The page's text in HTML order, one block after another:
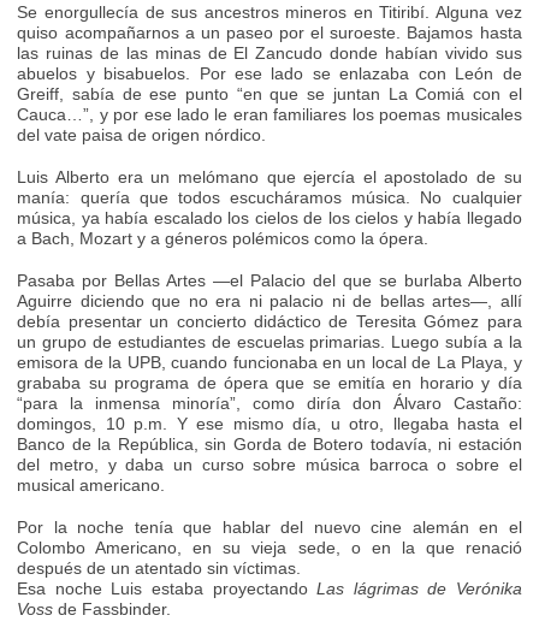
Se enorgullecía de sus ancestros mineros en Titiribí. Alguna vez
quiso acompañarnos a un paseo por el suroeste. Bajamos hasta
las ruinas de las minas de El Zancudo donde habían vivido sus
abuelos y bisabuelos. Por ese lado se enlazaba con León de
Greiff, sabía de ese punto “en que se juntan La Comiá con el
Cauca…”, y por ese lado le eran familiares los poemas musicales
del vate paisa de origen nórdico.
Luis Alberto era un melómano que ejercía el apostolado de su
manía: quería que todos escucháramos música. No cualquier
música, ya había escalado los cielos de los cielos y había llegado
a Bach, Mozart y a géneros polémicos como la ópera.
Pasaba por Bellas Artes —el Palacio del que se burlaba Alberto
Aguirre diciendo que no era ni palacio ni de bellas artes—, allí
debía presentar un concierto didáctico de Teresita Gómez para
un grupo de estudiantes de escuelas primarias. Luego subía a la
emisora de la UPB, cuando funcionaba en un local de La Playa, y
grababa su programa de ópera que se emitía en horario y día
“para la inmensa minoría”, como diría don Álvaro Castaño:
domingos, 10 p.m. Y ese mismo día, u otro, llegaba hasta el
Banco de la República, sin Gorda de Botero todavía, ni estación
del metro, y daba un curso sobre música barroca o sobre el
musical americano.
Por la noche tenía que hablar del nuevo cine alemán en el
Colombo Americano, en su vieja sede, o en la que renació
después de un atentado sin víctimas.
Esa noche Luis estaba proyectandoLas lágrimas de Verónika
Voss de Fassbinder.